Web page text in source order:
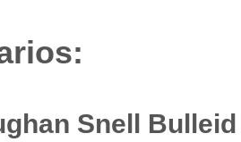
Snell Bulleid